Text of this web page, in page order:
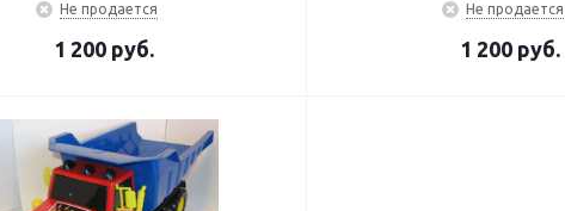
Не продается
1 200 руб.
Не продается
1 200 руб.